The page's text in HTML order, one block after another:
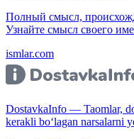
Полный смысл,
Узнайте смысл своего
ismlar.com
DostavkaInfo — Taomlar,
kerakli bo‘lagan narsalarni